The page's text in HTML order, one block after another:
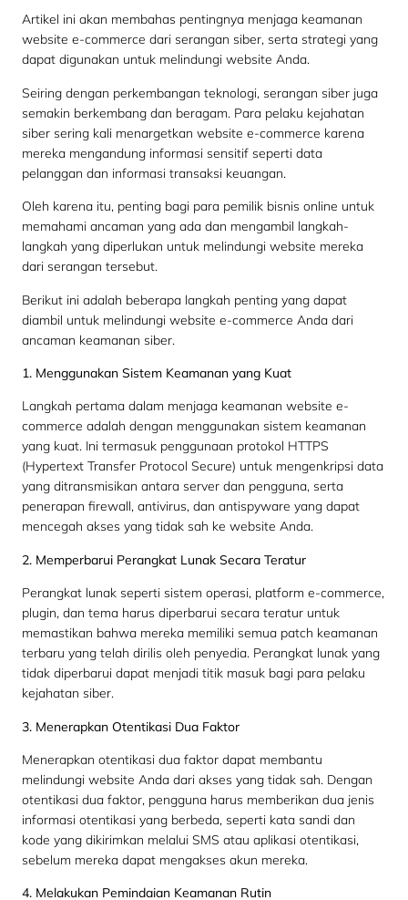
Artikel ini akan membahas pentingnya menjaga keamanan
website e-commerce dari serangan siber, serta strategi yang
dapat digunakan untuk melindungi website Anda.
Seiring dengan perkembangan teknologi, serangan siber juga
semakin berkembang dan beragam. Para pelaku kejahatan
siber sering kali menargetkan website e-commerce karena
mereka mengandung informasi sensitif seperti data
pelanggan dan informasi transaksi keuangan.
Oleh karena itu, penting bagi para pemilik bisnis online untuk
memahami ancaman yang ada dan mengambil langkah-
langkah yang diperlukan untuk melindungi website mereka
dari serangan tersebut.
Berikut ini adalah beberapa langkah penting yang dapat
diambil untuk melindungi website e-commerce Anda dari
ancaman keamanan siber.
1. Menggunakan Sistem Keamanan yang Kuat
Langkah pertama dalam menjaga keamanan website e-
commerce adalah dengan menggunakan sistem keamanan
yang kuat. Ini termasuk penggunaan protokol HTTPS
(Hypertext Transfer Protocol Secure) untuk mengenkripsi data
yang ditransmisikan antara server dan pengguna, serta
penerapan firewall, antivirus, dan antispyware yang dapat
mencegah akses yang tidak sah ke website Anda.
2. Memperbarui Perangkat Lunak Secara Teratur
Perangkat lunak seperti sistem operasi, platform e-commerce,
plugin, dan tema harus diperbarui secara teratur untuk
memastikan bahwa mereka memiliki semua patch keamanan
terbaru yang telah dirilis oleh penyedia. Perangkat lunak yang
tidak diperbarui dapat menjadi titik masuk bagi para pelaku
kejahatan siber.
3. Menerapkan Otentikasi Dua Faktor
Menerapkan otentikasi dua faktor dapat membantu
melindungi website Anda dari akses yang tidak sah. Dengan
otentikasi dua faktor, pengguna harus memberikan dua jenis
informasi otentikasi yang berbeda, seperti kata sandi dan
kode yang dikirimkan melalui SMS atau aplikasi otentikasi,
sebelum mereka dapat mengakses akun mereka.
4. Melakukan Pemindaian Keamanan Rutin